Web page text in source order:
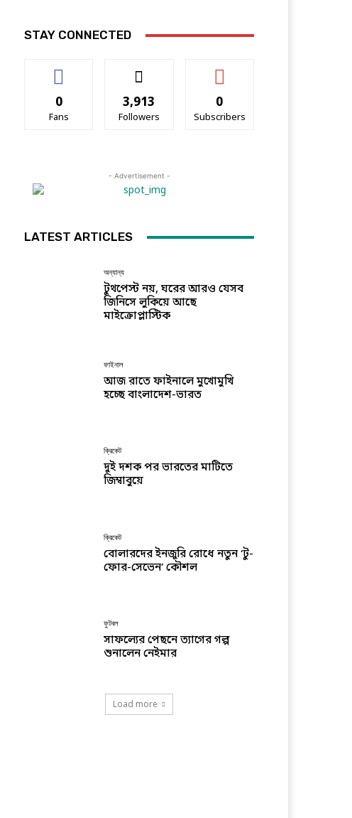
STAY CONNECTED
0
Fans
3,913
Followers
0
Subscribers
- Advertisement -
LATEST ARTICLES
অন্যান্য
টুথপেস্ট নয়, ঘরের আরও যেসব
জিনিসে লুকিয়ে আছে
মাইক্রোপ্লাস্টিক
ফাইনাল
আজ রাতে ফাইনালে মুখোমুখি
হচ্ছে বাংলাদেশ-ভারত
ক্রিকেট
দুই দশক পর ভারতের মাটিতে
জিম্বাবুয়ে
ক্রিকেট
বোলারদের ইনজুরি রোধে নতুন ‘টু-
ফোর-সেভেন’ কৌশল
ফুটবল
সাফল্যের পেছনে ত্যাগের গল্প
শুনালেন নেইমার
Load more